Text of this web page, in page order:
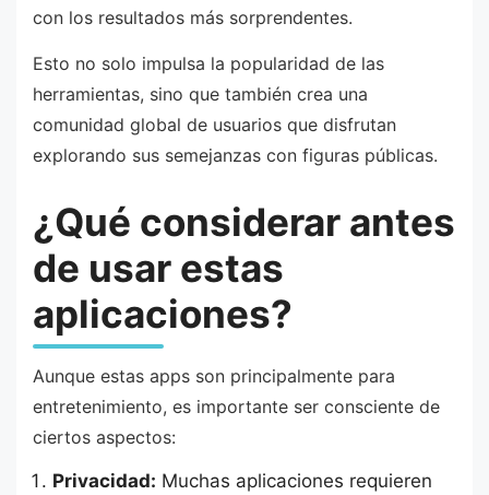
con los resultados más sorprendentes.
Esto no solo impulsa la popularidad de las
herramientas, sino que también crea una
comunidad global de usuarios que disfrutan
explorando sus semejanzas con figuras públicas.
¿Qué considerar antes
de usar estas
aplicaciones?
Aunque estas apps son principalmente para
entretenimiento, es importante ser consciente de
ciertos aspectos:
Privacidad: Muchas aplicaciones requieren